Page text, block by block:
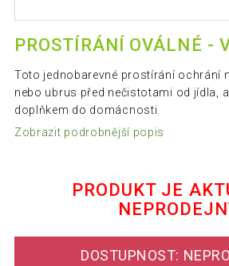
PROSTÍRÁNÍ OVÁLNÉ -
Toto jednobarevné prostírání ochrání
nebo ubrus před nečistotami od jídla,
doplňkem do domácnosti.
Zobrazit podrobnější popis
PRODUKT JE
DOSTUPNOST: